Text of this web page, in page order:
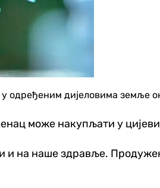
одређеним дијеловима земље
може накупљати у
на наше здравље.